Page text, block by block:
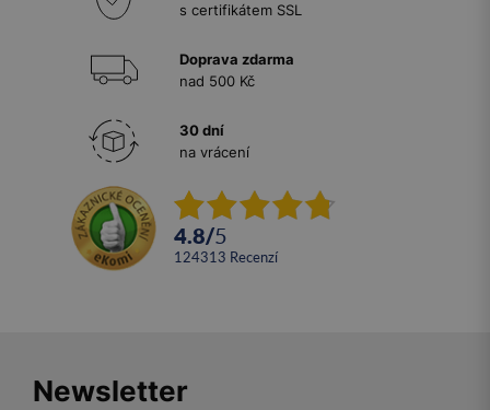
s certifikátem SSL
Doprava zdarma
nad 500 Kč
30 dní
na vrácení
4.8/5
124313 recenzí
Newsletter